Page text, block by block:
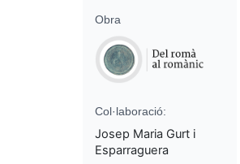
Obra
Col·laboració:
Josep Maria Gurt i
Esparraguera